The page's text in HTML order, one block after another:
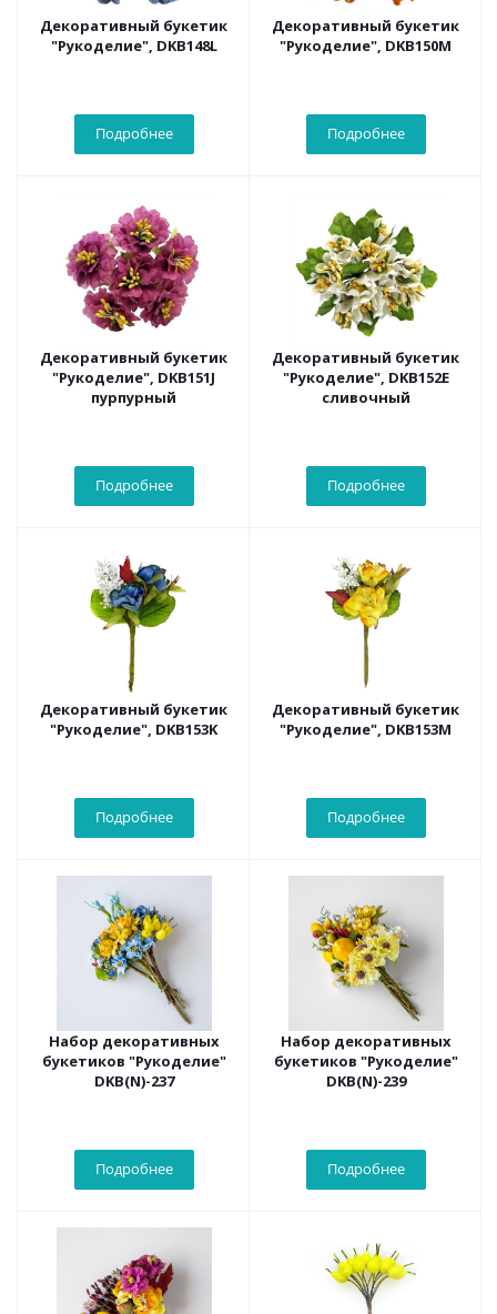
Декоративный букетик
"Рукоделие", DKB148L
Подробнее
Декоративный букетик
"Рукоделие", DKB150M
Подробнее
Декоративный букетик
"Рукоделие", DKB151J
пурпурный
Подробнее
Декоративный букетик
"Рукоделие", DKB152E
сливочный
Подробнее
Декоративный букетик
"Рукоделие", DKB153K
Подробнее
Декоративный букетик
"Рукоделие", DKB153M
Подробнее
Набор декоративных
букетиков "Рукоделие"
DKB(N)-237
Подробнее
Набор декоративных
букетиков "Рукоделие"
DKB(N)-239
Подробнее